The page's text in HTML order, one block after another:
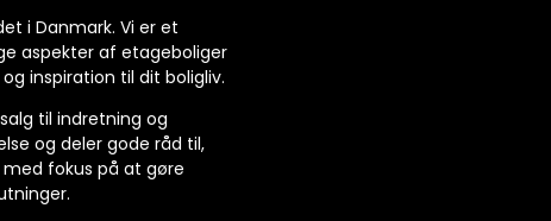
i Danmark. Vi er et
aspekter af etageboliger
inspiration til dit boligliv.
til indretning og
og deler gode råd til,
fokus på at gøre